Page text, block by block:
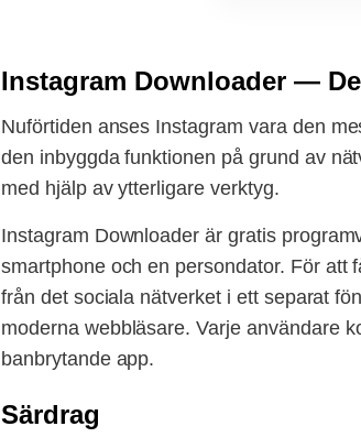
Instagram Downloader —
Nuförtiden anses Instagram vara den
den inbyggda funktionen på grund av
med hjälp av ytterligare verktyg.
Instagram Downloader är gratis
smartphone och en persondator. För att
från det sociala nätverket i ett separat
moderna webbläsare. Varje användare
banbrytande app.
Särdrag